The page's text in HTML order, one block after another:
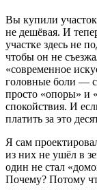
Вы купили
не дешёвая. И
участке здесь не
чтобы он не
«современное
головные боли —
просто «опоры» и
спокойствия. И
платить за это
Я сам
из них не ушёл в
один не стал
Почему? Потому